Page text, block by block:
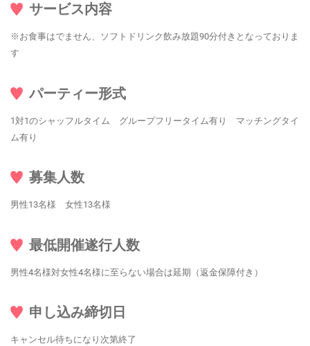
サービス内容
※お食事はでません、ソフトドリンク飲み放題90分付きとなっておりま
す
パーティー形式
1対1のシャッフルタイム グループフリータイム有り マッチングタイ
ム有り
募集人数
男性13名様 女性13名様
最低開催遂行人数
男性4名様対女性4名様に至らない場合は延期（返金保障付き）
申し込み締切日
キャンセル待ちになり次第終了